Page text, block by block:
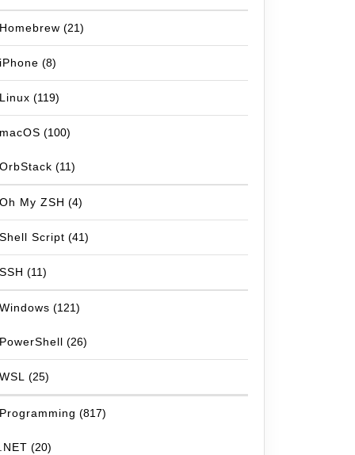
Homebrew (21)
iPhone (8)
Linux (119)
macOS (100)
OrbStack (11)
Oh My ZSH (4)
Shell Script (41)
SSH (11)
Windows (121)
PowerShell (26)
WSL (25)
Programming (817)
.NET (20)